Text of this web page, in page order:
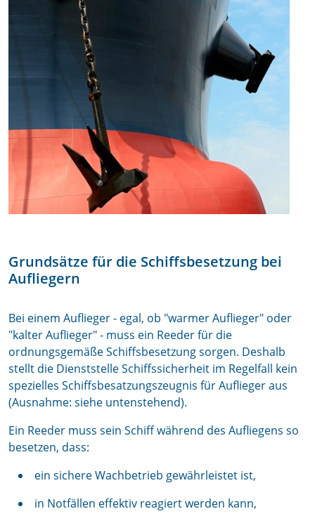
Grundsätze für die Schiffsbesetzung bei
Aufliegern
Bei einem Auflieger - egal, ob "warmer Auflieger" oder
"kalter Auflieger" - muss ein Reeder für die
ordnungsgemäße Schiffsbesetzung sorgen. Deshalb
stellt die Dienststelle Schiffssicherheit im Regelfall kein
spezielles Schiffsbesatzungszeugnis für Auflieger aus
(Ausnahme: siehe untenstehend).
Ein Reeder muss sein Schiff während des Aufliegens so
besetzen, dass:
ein sichere Wachbetrieb gewährleistet ist,
in Notfällen effektiv reagiert werden kann,